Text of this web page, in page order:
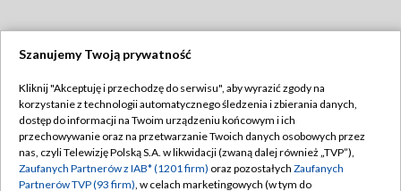
TVP
Abonament TVP
Emisja w TVP
Regulamin TVP
Polityka prywatności
Szanujemy Twoją prywatność
Kliknij "Akceptuję i przechodzę do serwisu", aby wyrazić zgody na
korzystanie z technologii automatycznego śledzenia i zbierania danych,
dostęp do informacji na Twoim urządzeniu końcowym i ich
przechowywanie oraz na przetwarzanie Twoich danych osobowych przez
nas, czyli Telewizję Polską S.A. w likwidacji (zwaną dalej również „TVP”),
Zaufanych Partnerów z IAB* (1201 firm) oraz pozostałych Zaufanych
Partnerów TVP (93 firm), w celach marketingowych (w tym do